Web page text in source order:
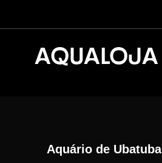
Aquário de Ubatuba